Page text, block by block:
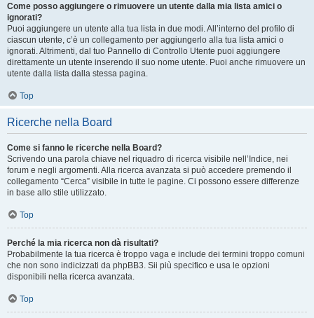
Come posso aggiungere o rimuovere un utente dalla mia lista amici o
ignorati?
Puoi aggiungere un utente alla tua lista in due modi. All’interno del profilo di
ciascun utente, c’è un collegamento per aggiungerlo alla tua lista amici o
ignorati. Altrimenti, dal tuo Pannello di Controllo Utente puoi aggiungere
direttamente un utente inserendo il suo nome utente. Puoi anche rimuovere un
utente dalla lista dalla stessa pagina.
Top
Ricerche nella Board
Come si fanno le ricerche nella Board?
Scrivendo una parola chiave nel riquadro di ricerca visibile nell’Indice, nei
forum e negli argomenti. Alla ricerca avanzata si può accedere premendo il
collegamento “Cerca” visibile in tutte le pagine. Ci possono essere differenze
in base allo stile utilizzato.
Top
Perché la mia ricerca non dà risultati?
Probabilmente la tua ricerca è troppo vaga e include dei termini troppo comuni
che non sono indicizzati da phpBB3. Sii più specifico e usa le opzioni
disponibili nella ricerca avanzata.
Top